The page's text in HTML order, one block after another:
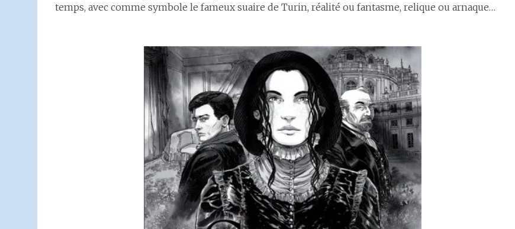
temps, avec comme symbole le fameux suaire de Turin, réalité ou fantasme, relique ou arnaque…